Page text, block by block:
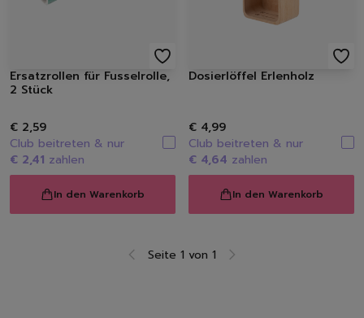
Ersatzrollen für Fusselrolle,
2 Stück
€ 2,59
Club beitreten & nur
€ 2,41 zahlen
In den Warenkorb
Dosierlöffel Erlenholz
€ 4,99
Club beitreten & nur
€ 4,64 zahlen
In den Warenkorb
Seite 1 von 1